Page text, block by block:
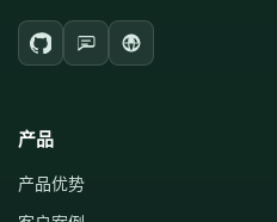
产品
产品优势